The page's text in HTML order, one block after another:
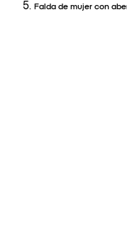
Falda de mujer con